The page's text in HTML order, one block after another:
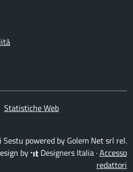
Statistiche Web
powered by Golem Net srl rel.
by
Designers Italia ·Accesso
redattori